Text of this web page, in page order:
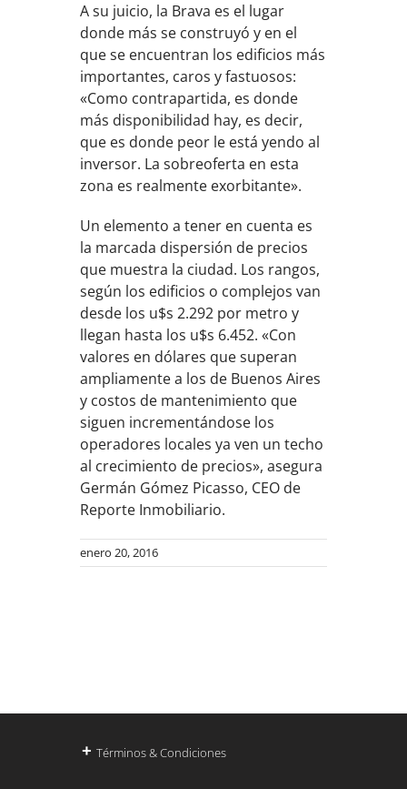
A su juicio, la Brava es el lugar
donde más se construyó y en el
que se encuentran los edificios más
importantes, caros y fastuosos:
«Como contrapartida, es donde
más disponibilidad hay, es decir,
que es donde peor le está yendo al
inversor. La sobreoferta en esta
zona es realmente exorbitante».
Un elemento a tener en cuenta es
la marcada dispersión de precios
que muestra la ciudad. Los rangos,
según los edificios o complejos van
desde los u$s 2.292 por metro y
llegan hasta los u$s 6.452. «Con
valores en dólares que superan
ampliamente a los de Buenos Aires
y costos de mantenimiento que
siguen incrementándose los
operadores locales ya ven un techo
al crecimiento de precios», asegura
Germán Gómez Picasso, CEO de
Reporte Inmobiliario.
enero 20, 2016
+ Términos & Condiciones